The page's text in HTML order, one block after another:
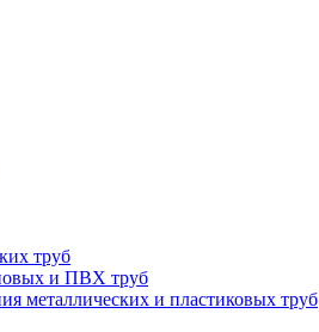
труб
и ПВХ труб
металлических и пластиковых труб